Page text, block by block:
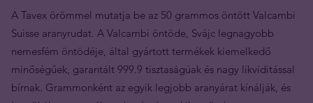
A Tavex örömmel mutatja be az 50 grammos öntött Valcambi
Suisse aranyrudat. A Valcambi öntöde, Svájc legnagyobb
nemesfém öntödéje, által gyártott termékek kiemelkedő
minőségűek, garantált 999.9 tisztaságúak és nagy likviditással
bírnak. Grammonként az egyik legjobb aranyárat kínálják, és